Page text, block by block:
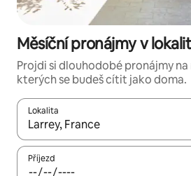
Měsíční pronájmy v
Projdi si dlouhodobé pronájmy na
kterých se budeš cítit jako doma.
Lokalita
Až budou výsledky k dispozici,
Příjezd